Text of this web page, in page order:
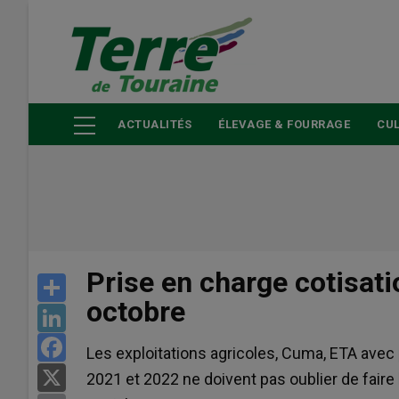
principal
ACTUALITÉS ÉLEVAGE & FOURRAGE
Share
LinkedIn
Facebook
Prise en charge
octobre
Les exploitations agricoles, Cuma, ETA
2021 et 2022 ne doivent pas oublier de